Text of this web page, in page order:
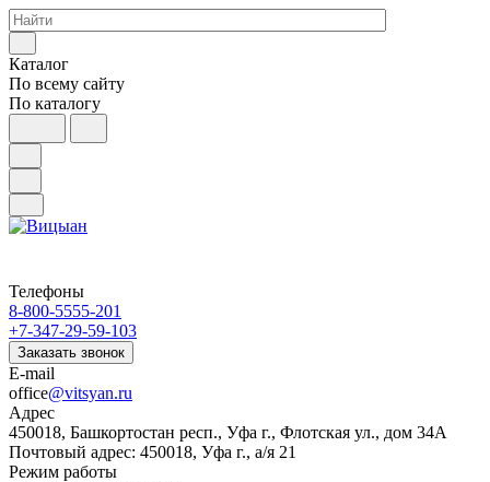
Каталог
По всему сайту
По каталогу
Телефоны
8-800-5555-201
+7-347-29-59-103
Заказать звонок
E-mail
office@vitsyan.ru
Адрес
450018, Башкортостан респ., Уфа г., Флотская ул., дом 34А
Почтовый адрес: 450018, Уфа г., а/я 21
Режим работы